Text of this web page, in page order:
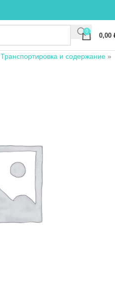
0
0,00
Транспортировка и содержание »